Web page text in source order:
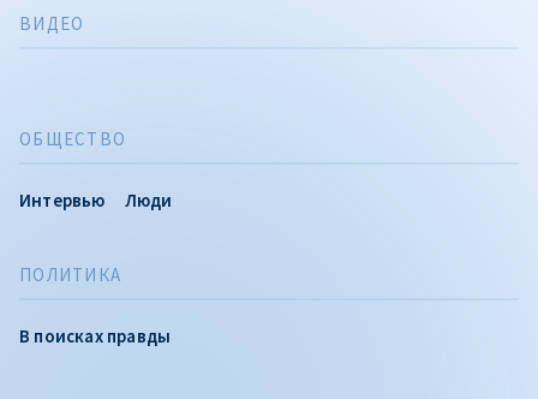
ПОЛИТИКА
В поисках правды
ОБЩЕСТВО
Интервью Люди
ВИДЕО